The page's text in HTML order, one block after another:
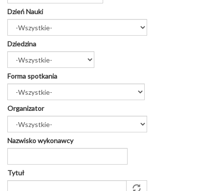
Dzień Nauki
Dziedzina
Forma spotkania
Organizator
Nazwisko wykonawcy
Tytuł